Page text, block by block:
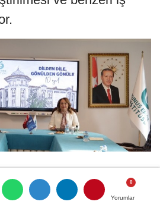
Yorumlar
Yorumlar
# covid-19 # tabİp box
# tabİp box kiosku